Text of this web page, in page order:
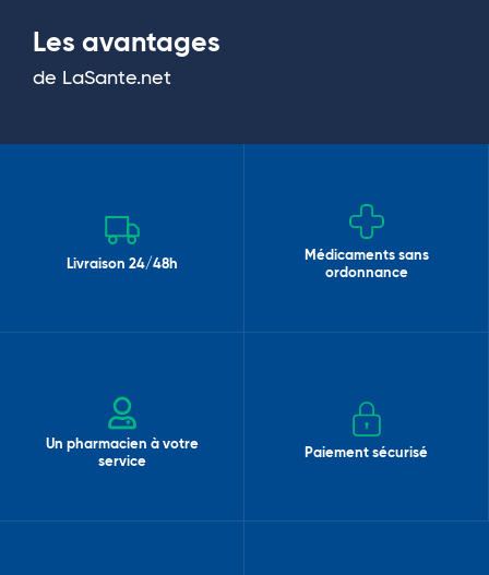
Les avantages
de LaSante.net
Livraison 24/48h
Médicaments sans
ordonnance
Un pharmacien à votre
service
Paiement sécurisé